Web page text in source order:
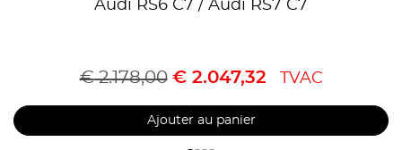
Audi RS6 C7 / Audi RS7 C7
€2.178,00 €2.047,32 TVAC
Ajouter au panier